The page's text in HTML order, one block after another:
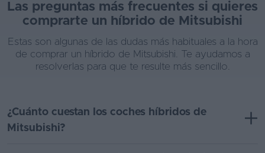
Las preguntas más frecuentes si quieres
comprarte un híbrido de Mitsubishi
Estas son algunas de las dudas más habituales a la hora
de comprar un híbrido de Mitsubishi. Te ayudamos a
resolverlas para que te resulte más sencillo.
¿Cuánto cuestan los coches híbridos de
Mitsubishi?